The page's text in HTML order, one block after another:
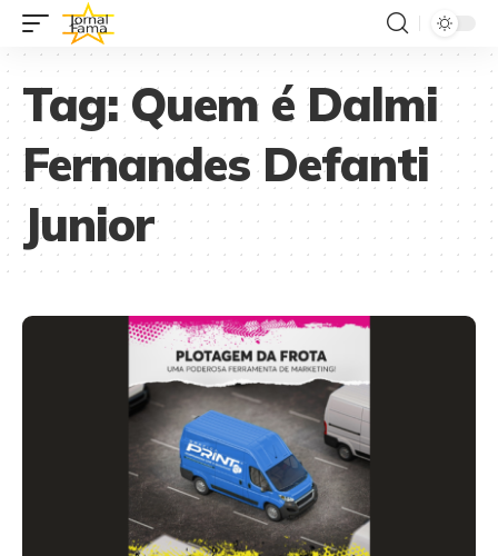
Tag:Quem é Dalmi
Fernandes Defanti
Junior